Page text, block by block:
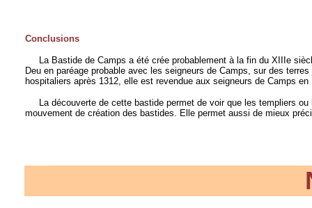
Conclusions
La Bastide de Camps a été crée probablement à la fin du XIIIe
Deu en paréage probable avec les seigneurs de Camps, sur des
hospitaliers après 1312, elle est revendue aux seigneurs de Camps en
La découverte de cette bastide permet de voir que les templiers
mouvement de création des bastides. Elle permet aussi de mieux